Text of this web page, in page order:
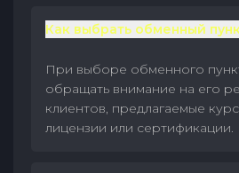
Как выбрать обменный
При выборе обменного
обращать внимание на его
клиентов, предлагаемые
лицензии или сертификации.